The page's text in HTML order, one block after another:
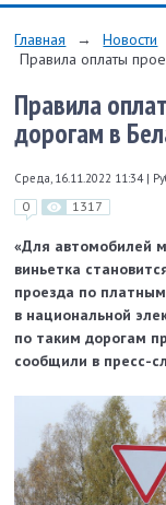
Главная → Новости
Правила оплаты
Правила
дорогам в
Среда, 16.11.2022 11:34 |
0 1317
«Для автомобилей
виньетка
проезда по
в национальной
по таким дорогам
сообщили в пресс-